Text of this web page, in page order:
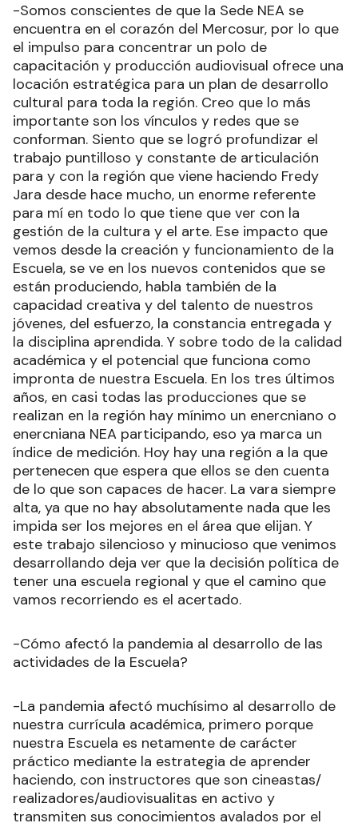
-Somos conscientes de que la Sede NEA se
encuentra en el corazón del Mercosur, por lo que
el impulso para concentrar un polo de
capacitación y producción audiovisual ofrece una
locación estratégica para un plan de desarrollo
cultural para toda la región. Creo que lo más
importante son los vínculos y redes que se
conforman. Siento que se logró profundizar el
trabajo puntilloso y constante de articulación
para y con la región que viene haciendo Fredy
Jara desde hace mucho, un enorme referente
para mí en todo lo que tiene que ver con la
gestión de la cultura y el arte. Ese impacto que
vemos desde la creación y funcionamiento de la
Escuela, se ve en los nuevos contenidos que se
están produciendo, habla también de la
capacidad creativa y del talento de nuestros
jóvenes, del esfuerzo, la constancia entregada y
la disciplina aprendida. Y sobre todo de la calidad
académica y el potencial que funciona como
impronta de nuestra Escuela. En los tres últimos
años, en casi todas las producciones que se
realizan en la región hay mínimo un enercniano o
enercniana NEA participando, eso ya marca un
índice de medición. Hoy hay una región a la que
pertenecen que espera que ellos se den cuenta
de lo que son capaces de hacer. La vara siempre
alta, ya que no hay absolutamente nada que les
impida ser los mejores en el área que elijan. Y
este trabajo silencioso y minucioso que venimos
desarrollando deja ver que la decisión política de
tener una escuela regional y que el camino que
vamos recorriendo es el acertado.
-Cómo afectó la pandemia al desarrollo de las
actividades de la Escuela?
-La pandemia afectó muchísimo al desarrollo de
nuestra currícula académica, primero porque
nuestra Escuela es netamente de carácter
práctico mediante la estrategia de aprender
haciendo, con instructores que son cineastas/
realizadores/audiovisualitas en activo y
transmiten sus conocimientos avalados por el